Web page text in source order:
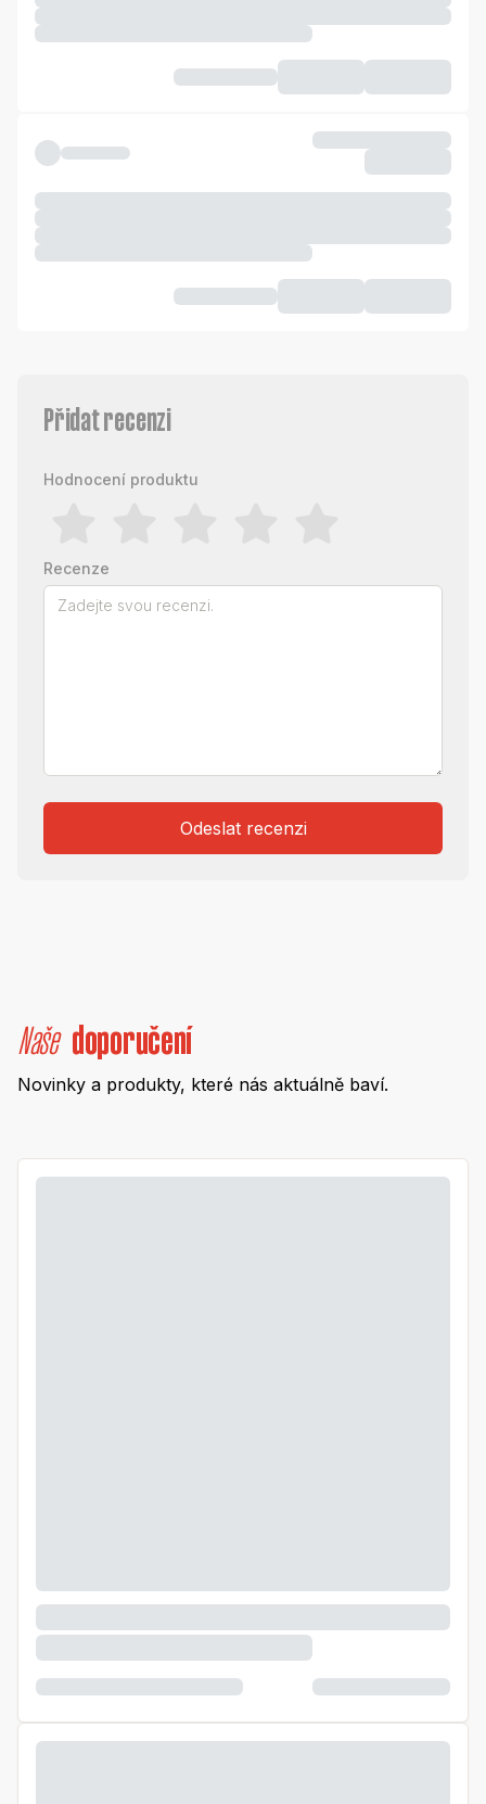
Přidat recenzi
Hodnocení produktu
Recenze
Odeslat recenzi
Naše doporučení
Novinky a produkty, které nás aktuálně baví.